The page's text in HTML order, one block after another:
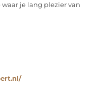
je lang plezier van